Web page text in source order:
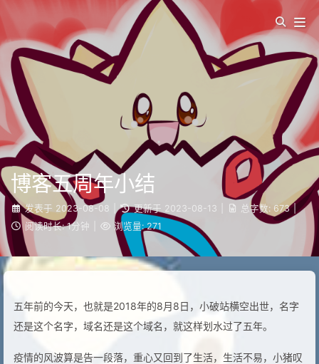
博客五周年小结
发表于 2023-08-08 更新于 2023-08-13 总字数: 673 |
阅读时长: 1分钟 浏览量: 271
五年前的今天，也就是2018年的8月8日，小破站横空出世，名字
还是这个名字，域名还是这个域名，就这样划水过了五年。
疫情的风波算是告一段落，重心又回到了生活，生活不易，小猪叹